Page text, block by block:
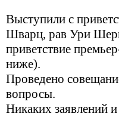
Выступили с
Шварц, рав Ури
приветствие
ниже).
Проведено
вопросы.
Никаких заявлений